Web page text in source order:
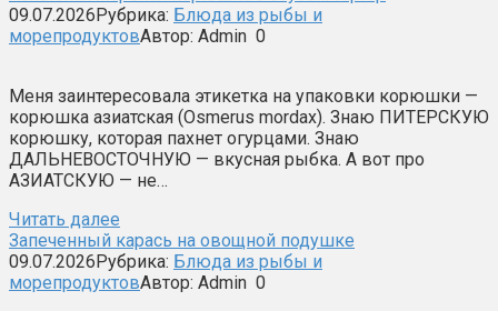
09.07.2026Рубрика: Блюда из рыбы и
морепродуктовАвтор: Admin 0
Меня заинтересовала этикетка на упаковки корюшки —
корюшка азиатская (Osmerus mordax). Знаю ПИТЕРСКУЮ
корюшку, которая пахнет огурцами. Знаю
ДАЛЬНЕВОСТОЧНУЮ — вкусная рыбка. А вот про
АЗИАТСКУЮ — не…
Читать далее
Запеченный карась на овощной подушке
09.07.2026Рубрика: Блюда из рыбы и
морепродуктовАвтор: Admin 0